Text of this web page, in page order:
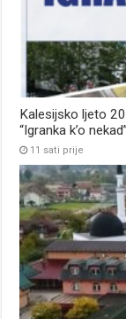
Kalesijsko ljeto
“Igranka k’o nekad”
11 sati prije